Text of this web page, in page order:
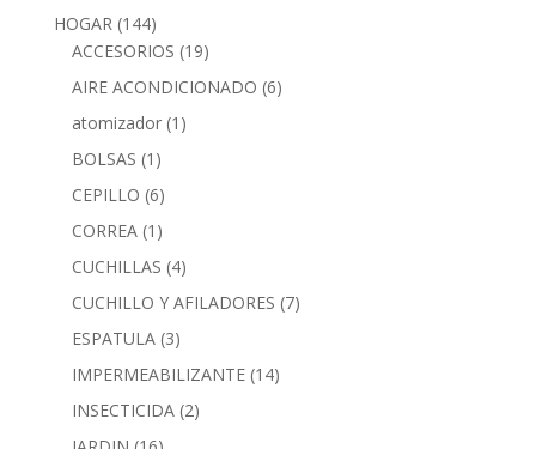
HOGAR (144)
ACCESORIOS (19)
AIRE ACONDICIONADO (6)
atomizador (1)
BOLSAS (1)
CEPILLO (6)
CORREA (1)
CUCHILLAS (4)
CUCHILLO Y AFILADORES (7)
ESPATULA (3)
IMPERMEABILIZANTE (14)
INSECTICIDA (2)